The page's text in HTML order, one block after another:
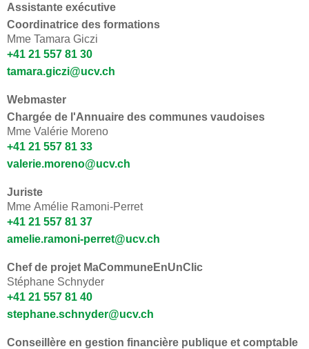
Assistante exécutive
Coordinatrice des formations
Mme Tamara Giczi
+41 21 557 81 30
tamara.giczi@ucv.ch
Webmaster
Chargée de l'Annuaire des communes vaudoises
Mme Valérie Moreno
+41 21 557 81 33
​valerie.moreno@ucv.ch
Juriste
Mme Amélie Ramoni-Perret
+41 21 557 81 37
amelie.ramoni-perret@ucv.ch
Chef de projet MaCommuneEnUnClic
Stéphane Schnyder
+41 21 557 81 40
stephane.schnyder@ucv.ch
Conseillère en gestion financière publique et comptable